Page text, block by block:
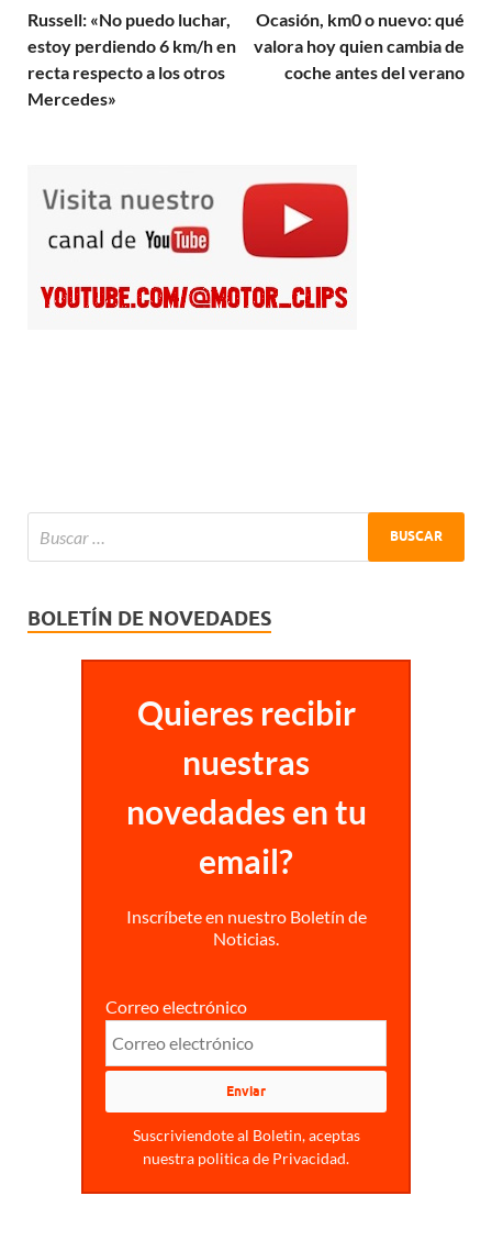
Russell: «No puedo luchar,
estoy perdiendo 6 km/h en
recta respecto a los otros
Mercedes»
Ocasión, km0 o nuevo: qué
valora hoy quien cambia de
coche antes del verano
BOLETÍN DE NOVEDADES
Quieres recibir
nuestras
novedades en tu
email?
Inscríbete en nuestro Boletín de
Noticias.
Correo electrónico
Suscriviendote al Boletin, aceptas
nuestra politica de Privacidad.